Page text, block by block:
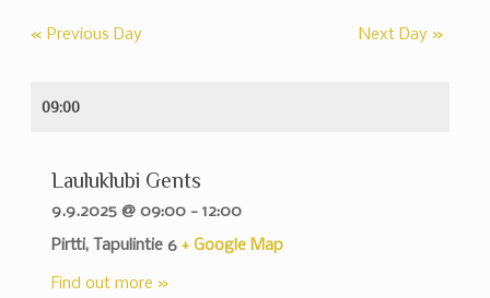
« Previous Day Next Day »
09:00
Lauluklubi Gents
9.9.2025 @ 09:00 -12:00
Pirtti,
Tapulintie 6 + Google Map
Find out more »